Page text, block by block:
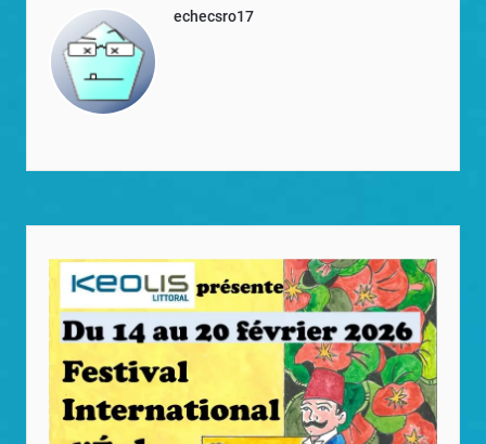
echecsro17